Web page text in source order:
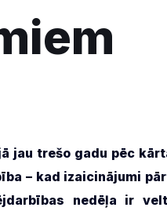
jau trešo gadu pēc
– kad izaicinājumi
nedēļa ir